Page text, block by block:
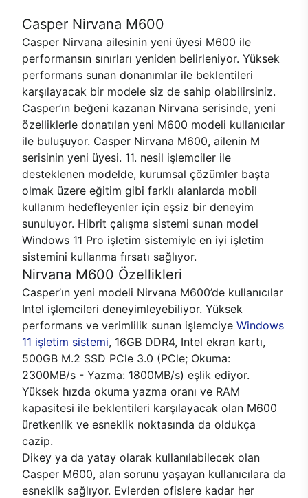
Casper Nirvana M600
Casper Nirvana ailesinin yeni üyesi M600 ile
performansın sınırları yeniden belirleniyor. Yüksek
performans sunan donanımlar ile beklentileri
karşılayacak bir modele siz de sahip olabilirsiniz.
Casper’ın beğeni kazanan Nirvana serisinde, yeni
özelliklerle donatılan yeni M600 modeli kullanıcılar
ile buluşuyor. Casper Nirvana M600, ailenin M
serisinin yeni üyesi. 11. nesil işlemciler ile
desteklenen modelde, kurumsal çözümler başta
olmak üzere eğitim gibi farklı alanlarda mobil
kullanım hedefleyenler için eşsiz bir deneyim
sunuluyor. Hibrit çalışma sistemi sunan model
Windows 11 Pro işletim sistemiyle en iyi işletim
sistemini kullanma fırsatı sağlıyor.
Nirvana M600 Özellikleri
Casper’ın yeni modeli Nirvana M600’de kullanıcılar
Intel işlemcileri deneyimleyebiliyor. Yüksek
performans ve verimlilik sunan işlemciye Windows
11 işletim sistemi, 16GB DDR4, Intel ekran kartı,
500GB M.2 SSD PCle 3.0 (PCle; Okuma:
2300MB/s - Yazma: 1800MB/s) eşlik ediyor.
Yüksek hızda okuma yazma oranı ve RAM
kapasitesi ile beklentileri karşılayacak olan M600
üretkenlik ve esneklik noktasında da oldukça
cazip.
Dikey ya da yatay olarak kullanılabilecek olan
Casper M600, alan sorunu yaşayan kullanıcılara da
esneklik sağlıyor. Evlerden ofislere kadar her